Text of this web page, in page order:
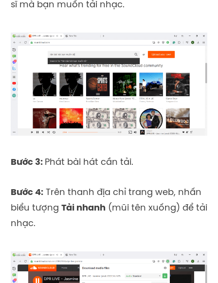
sĩ mà bạn muốn tải nhạc.
Bước 3: Phát bài hát cần tải.
Bước 4: Trên thanh địa chỉ trang web, nhấn
biểu tượng Tải nhanh (mũi tên xuống) để tải
nhạc.